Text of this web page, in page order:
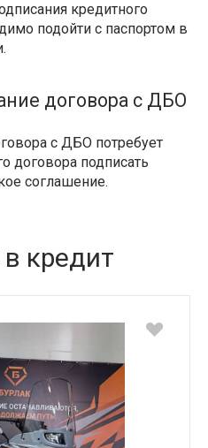
кредитного
подойти с паспортом в
договора с ДБО
с ДБО потребует
договора подписать
соглашение.
кредит